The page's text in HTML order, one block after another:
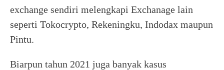
exchange sendiri melengkapi Exchanage lain
seperti Tokocrypto, Rekeningku, Indodax maupun
Pintu.
Biarpun tahun 2021 juga banyak kasus